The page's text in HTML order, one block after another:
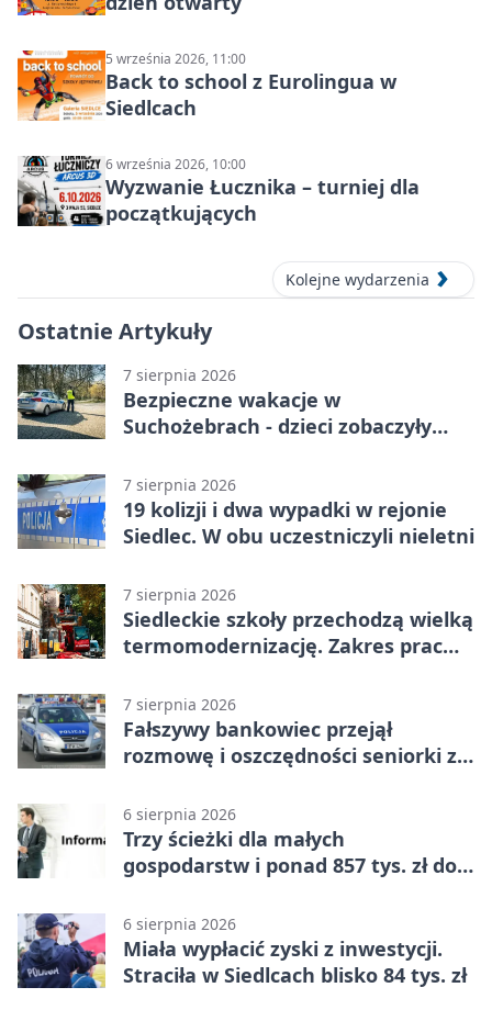
5 września 2026, 11:00
Back to school z Eurolingua w
Siedlcach
6 września 2026, 10:00
Wyzwanie Łucznika – turniej dla
początkujących
Kolejne wydarzenia
Ostatnie Artykuły
7 sierpnia 2026
Bezpieczne wakacje w
Suchożebrach - dzieci zobaczyły
7 sierpnia 2026
19 kolizji i dwa wypadki w rejonie
Siedlec. W obu uczestniczyli nieletni
7 sierpnia 2026
Siedleckie szkoły przechodzą wielką
termomodernizację. Zakres prac
7 sierpnia 2026
Fałszywy bankowiec przejął
rozmowę i oszczędności seniorki z
6 sierpnia 2026
Trzy ścieżki dla małych
gospodarstw i ponad 857 tys. zł do
6 sierpnia 2026
Miała wypłacić zyski z inwestycji.
Straciła w Siedlcach blisko 84 tys. zł